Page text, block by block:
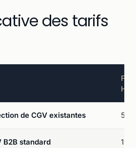
des tarifs
HT
de CGV existantes 500
B2B standard 1